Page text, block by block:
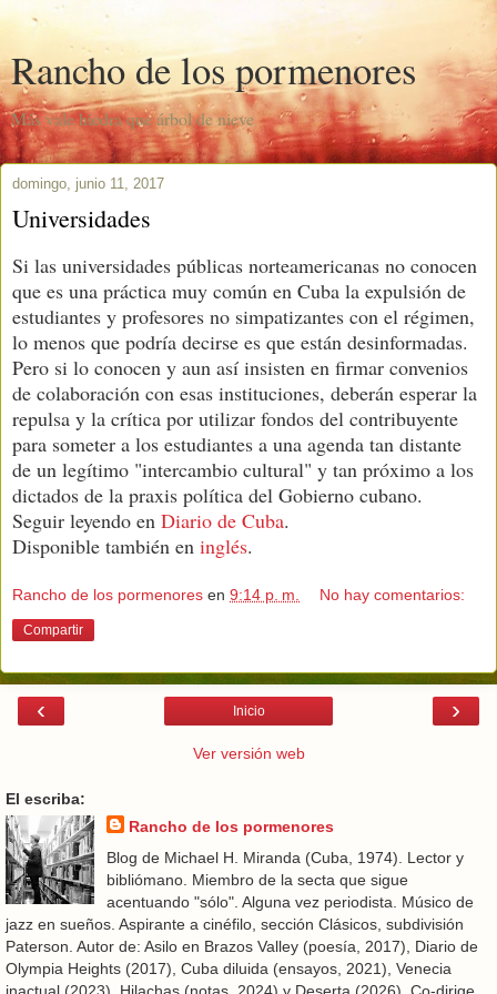
Rancho de los pormenores
Más vale hiedra que árbol de nieve
domingo, junio 11, 2017
Universidades
Si las universidades públicas norteamericanas no conocen
que es una práctica muy común en Cuba la expulsión de
estudiantes y profesores no simpatizantes con el régimen,
lo menos que podría decirse es que están desinformadas.
Pero si lo conocen y aun así insisten en firmar convenios
de colaboración con esas instituciones, deberán esperar la
repulsa y la crítica por utilizar fondos del contribuyente
para someter a los estudiantes a una agenda tan distante
de un legítimo "intercambio cultural" y tan próximo a los
dictados de la praxis política del Gobierno cubano.
Seguir leyendo en Diario de Cuba.
Disponible también en inglés.
Rancho de los pormenores en 9:14 p. m. No hay comentarios:
Compartir
‹ ›
Inicio
Ver versión web
El escriba:
Rancho de los pormenores
Blog de Michael H. Miranda (Cuba, 1974). Lector y
bibliómano. Miembro de la secta que sigue
acentuando "sólo". Alguna vez periodista. Músico de
jazz en sueños. Aspirante a cinéfilo, sección Clásicos, subdivisión
Paterson. Autor de: Asilo en Brazos Valley (poesía, 2017), Diario de
Olympia Heights (2017), Cuba diluida (ensayos, 2021), Venecia
inactual (2023), Hilachas (notas, 2024) y Deserta (2026). Co-dirige